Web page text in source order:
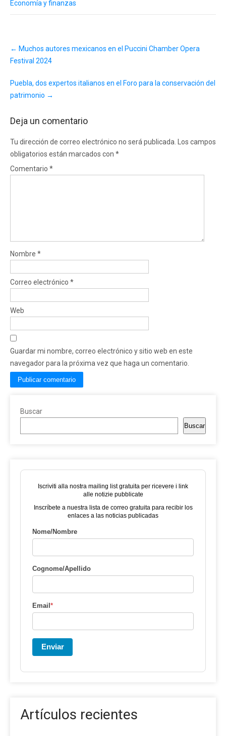
Economía y finanzas
navigation
← Muchos autores mexicanos en el Puccini Chamber Opera
Festival 2024
Puebla, dos expertos italianos en el Foro para la conservación del
patrimonio →
Deja un comentario
Tu dirección de correo electrónico no será publicada.
Los campos
obligatorios están marcados con *
Comentario *
Nombre *
Correo electrónico *
Web
Guardar mi nombre, correo electrónico y sitio web en este
navegador para la próxima vez que haga un comentario.
Buscar
Buscar
Iscriviti alla nostra mailing list gratuita per ricevere i link
alle notizie pubblicate
Inscríbete a nuestra lista de correo gratuita para recibir los
enlaces a las noticias publicadas
Nome/Nombre
Cognome/Apellido
Email*
Enviar
Artículos recientes